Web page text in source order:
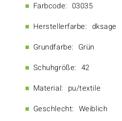
Farbcode: 03035
Herstellerfarbe: dksage
Grundfarbe: Grün
Schuhgröße: 42
Material: pu/textile
Geschlecht: Weiblich